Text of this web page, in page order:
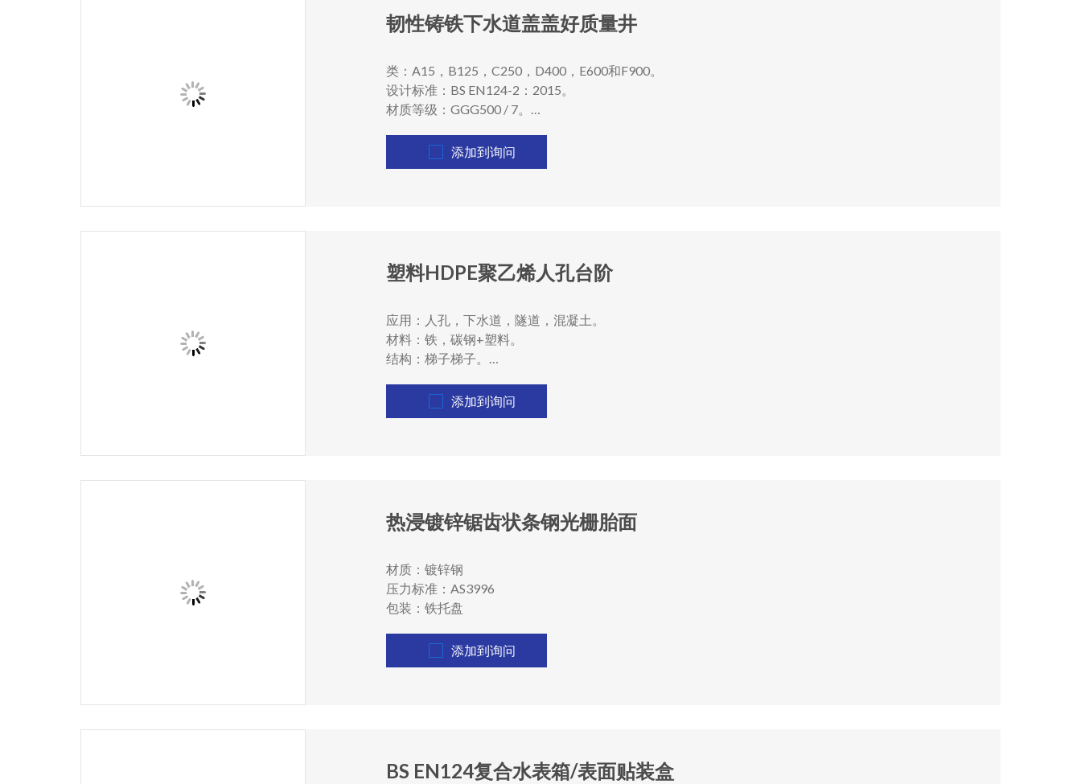
韧性铸铁下水道盖盖好质量井
类：A15，B125，C250，D400，E600和F900。
设计标准：BS EN124-2：2015。
材质等级：GGG500 / 7。
添加到询问
塑料HDPE聚乙烯人孔台阶
应用：人孔，下水道，隧道，混凝土。
材料：铁，碳钢+塑料。
结构：梯子梯子。
添加到询问
热浸镀锌锯齿状条钢光栅胎面
材质：镀锌钢
压力标准：AS3996
包装：铁托盘
添加到询问
BS EN124复合水表箱/表面贴装盒